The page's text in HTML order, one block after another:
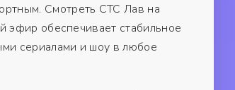
Смотреть СТС Лав на
эфир обеспечивает стабильное
сериалами и шоу в любое